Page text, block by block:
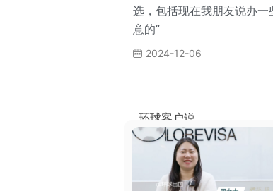
选，包括现在我朋友说办
意的”
2024-12-06
环球客户说